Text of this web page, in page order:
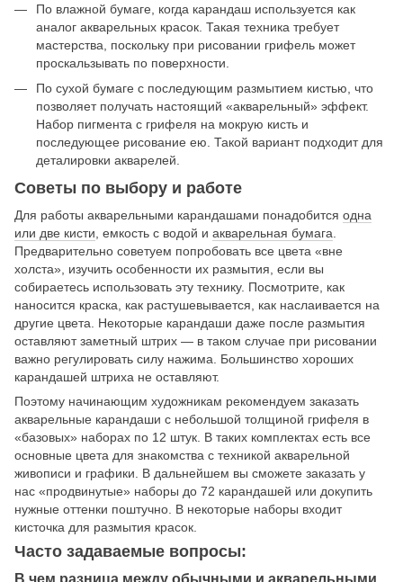
По влажной бумаге, когда карандаш используется как
аналог акварельных красок. Такая техника требует
мастерства, поскольку при рисовании грифель может
проскальзывать по поверхности.
По сухой бумаге с последующим размытием кистью, что
позволяет получать настоящий «акварельный» эффект.
Набор пигмента с грифеля на мокрую кисть и
последующее рисование ею. Такой вариант подходит для
деталировки акварелей.
Советы по выбору и работе
Для работы акварельными карандашами понадобится одна
или две кисти , емкость с водой и акварельная бумага
Предварительно советуем попробовать все цвета «вне
холста», изучить особенности их размытия, если вы
собираетесь использовать эту технику. Посмотрите, как
наносится краска, как растушевывается, как наслаивается на
другие цвета. Некоторые карандаши даже после размытия
оставляют заметный штрих — в таком случае при рисовании
важно регулировать силу нажима. Большинство хороших
карандашей штриха не оставляют.
Поэтому начинающим художникам рекомендуем заказать
акварельные карандаши с небольшой толщиной грифеля в
«базовых» наборах по 12 штук. В таких комплектах есть все
основные цвета для знакомства с техникой акварельной
живописи и графики. В дальнейшем вы сможете заказать у
нас «продвинутые» наборы до 72 карандашей или докупить
нужные оттенки поштучно. В некоторые наборы входит
кисточка для размытия красок.
Часто задаваемые вопросы:
В чем разница между обычными и акварельными